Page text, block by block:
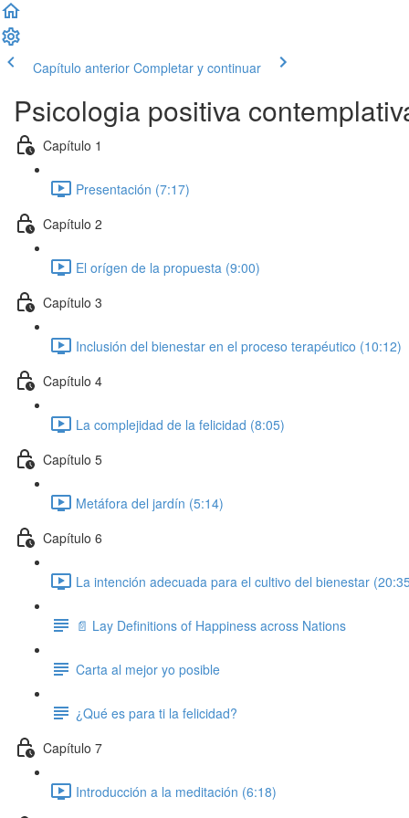
Capítulo anterior Completar y continuar
Psicologia positiva
Capítulo 1
Presentación (7:17)
Capítulo 2
El orígen de la propuesta (9:00)
Capítulo 3
Inclusión del bienestar en el proceso terapéutico (10:12)
Capítulo 4
La complejidad de la felicidad (8:05)
Capítulo 5
Metáfora del jardín (5:14)
Capítulo 6
La intención adecuada para el cultivo del bienestar
📄 Lay Definitions of Happiness across Nations
Carta al mejor yo posible
¿Qué es para ti la felicidad?
Capítulo 7
Introducción a la meditación (6:18)